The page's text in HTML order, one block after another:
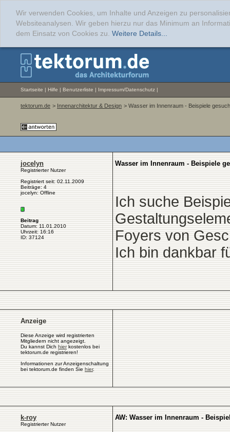
Wir verwenden Cookies, um Inhalte und Anzeigen zu
Websiteanalysen. Wir geben hierzu nur das Minimum an
dem Einsatz von Cookies zu. Weitere Details...
Startseite | Hilfe | Benutzerliste | Impressum/Datenschutz |
tektorum.de > Innenarchitektur & Design > Wasser im Innenraum - Beispiele
jocelyn
Registrierter Nutzer
Registriert seit: 02.11.2009
Beiträge: 4
jocelyn: Offline
Beitrag
Datum: 11.01.2010
Uhrzeit: 16:16
ID: 37124
Wasser im Innenraum - Beispiele
Ich suche
Foyers von
Ich bin dankbar
Anzeige
Diese Anzeige wird registrierten
Mitgliedern nicht angezeigt.
Du kannst Dich hierkostenlos bei
tektorum.de registrieren!
Informationen zur Anzeigenschaltung
bei tektorum.de finden Sie hier.
k-roy
Registrierter Nutzer
AW: Wasser im Innenraum -